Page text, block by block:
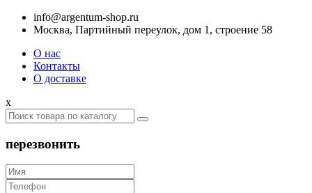
info@argentum-shop.ru
Москва, Партийный переулок, дом 1, строение 58
О нас
Контакты
О доставке
x
перезвонить